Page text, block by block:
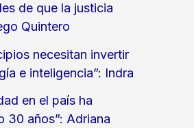
de que la justicia
Quintero
necesitan invertir
e inteligencia”: Indra
en el país ha
30 años”: Adriana